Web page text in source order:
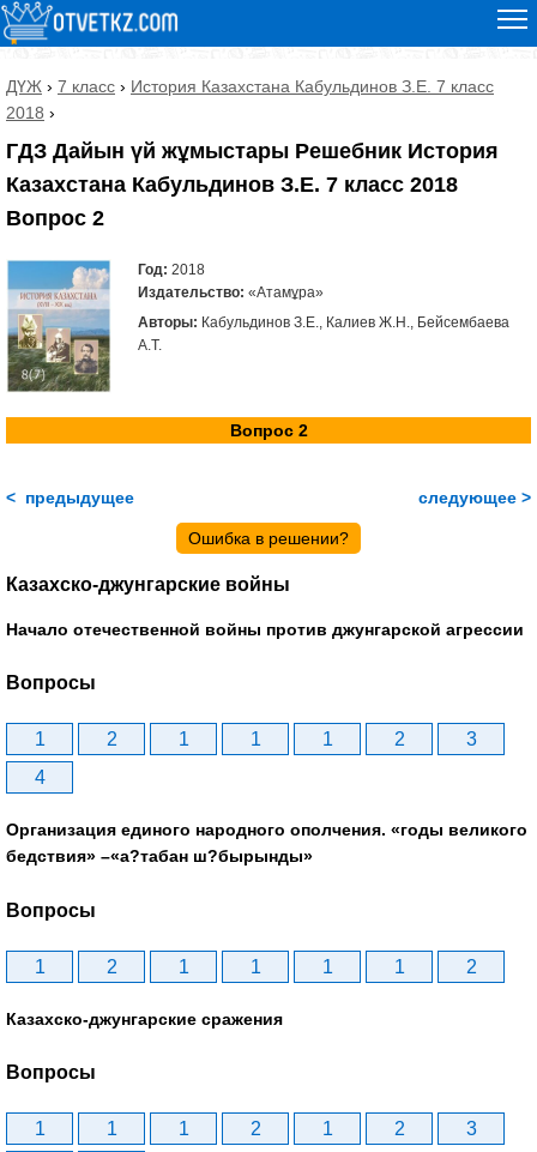
ДҮЖ › 7 класс › История Казахстана Кабульдинов З.Е. 7 класс
2018 ›
ГДЗ Дайын үй жұмыстары Решебник История
Казахстана Кабульдинов З.Е. 7 класс 2018
Вопрос 2
Год: 2018
Издательство: «Атамұра»
Авторы: Кабульдинов З.Е., Калиев Ж.Н., Бейсембаева
А.Т.
Вопрос 2
< предыдущее следующее >
Ошибка в решении?
Казахско-джунгарские войны
Начало отечественной войны против джунгарской агрессии
Вопросы
1 2 1 1 1 2
3
4
Организация единого народного ополчения. «годы великого
бедствия» –«а?табан ш?бырынды»
Вопросы
1 2 1 1 1 1 2
Казахско-джунгарские сражения
Вопросы
1 1 1 2 1 2
3